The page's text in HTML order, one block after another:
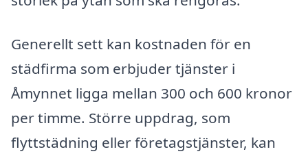
Generellt sett kan kostnaden för en
städfirma som erbjuder tjänster i
Åmynnet ligga mellan 300 och 600 kronor
per timme. Större uppdrag, som
flyttstädning eller företagstjänster, kan